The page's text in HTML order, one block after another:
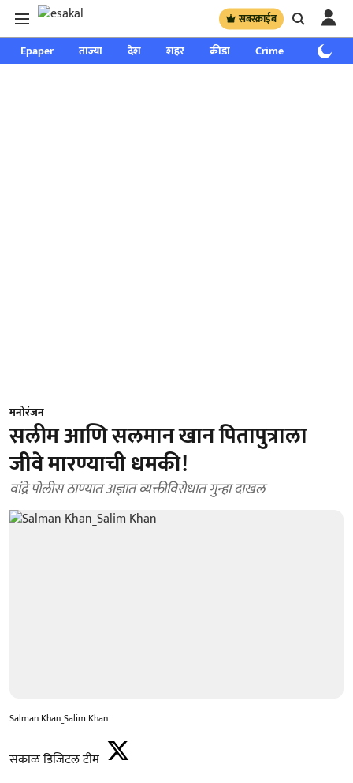
सबस्क्राईब
Epaper ताज्या देश शहर क्रीडा Crime साप्ताहिक
मनोरंजन
सलीम आणि सलमान खान पितापुत्राला
जीवे मारण्याची धमकी!
वांद्रे पोलीस ठाण्यात अज्ञात व्यक्तीविरोधात गुन्हा दाखल
Salman Khan_Salim Khan
सकाळ डिजिटल टीम